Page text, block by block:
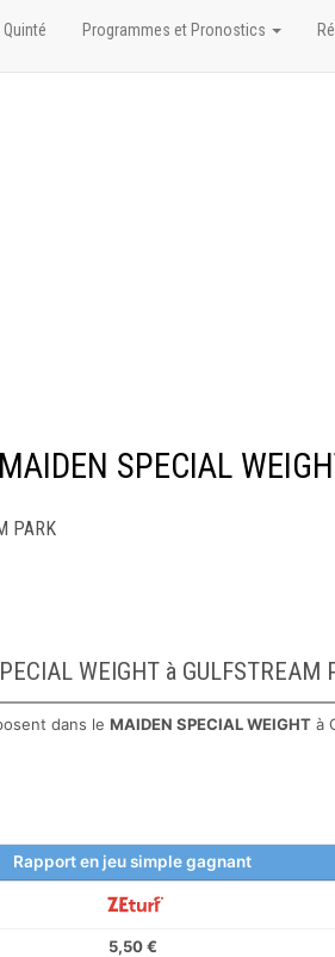
SPECIAL
PARK
WEIGHT à GULFSTREAM
dans le MAIDEN SPECIAL WEIGHT à
Rapport en jeu simple gagnant
5,50 €
Programmes et Pronostics